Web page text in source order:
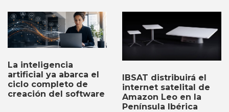
La inteligencia
artificial ya abarca el
ciclo completo de
creación del software
IBSAT distribuirá el
internet satelital de
Amazon Leo en la
Península Ibérica